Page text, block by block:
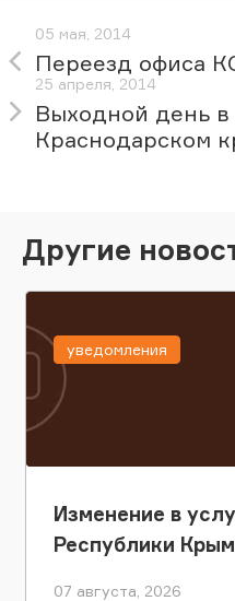
05 мая, 2014
Переезд офиса
25 апреля, 2014
Выходной день
Краснодарском
Другие
Изменение в
Республики Крым
07 августа, 2026
уведомления